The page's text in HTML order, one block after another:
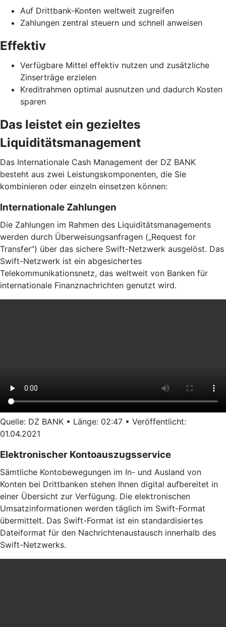
Auf Drittbank-Konten weltweit zugreifen
Zahlungen zentral steuern und schnell anweisen
Effektiv
Verfügbare Mittel effektiv nutzen und zusätzliche
Zinserträge erzielen
Kreditrahmen optimal ausnutzen und dadurch Kosten
sparen
Das leistet ein gezieltes
Liquiditätsmanagement
Das Internationale Cash Management der DZ BANK
besteht aus zwei Leistungskomponenten, die Sie
kombinieren oder einzeln einsetzen können:
Internationale Zahlungen
Die Zahlungen im Rahmen des Liquiditätsmanagements
werden durch Überweisungsanfragen („Request for
Transfer“) über das sichere Swift-Netzwerk ausgelöst. Das
Swift-Netzwerk ist ein abgesichertes
Telekommunikationsnetz, das weltweit von Banken für
internationale Finanznachrichten genutzt wird.
Quelle: DZ BANK • Länge: 02:47 • Veröffentlicht:
01.04.2021
Elektronischer Kontoauszugsservice
Sämtliche Kontobewegungen im In- und Ausland von
Konten bei Drittbanken stehen Ihnen digital aufbereitet in
einer Übersicht zur Verfügung. Die elektronischen
Umsatzinformationen werden täglich im Swift-Format
übermittelt. Das Swift-Format ist ein standardisiertes
Dateiformat für den Nachrichtenaustausch innerhalb des
Swift-Netzwerks.